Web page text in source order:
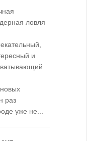
ловля
и
раз
уже не...